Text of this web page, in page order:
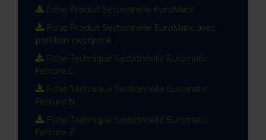
Fiche Produit Sectionnelle EuroMatic
Fiche Produit Sectionnelle EuroMatic avec
portillon incorporé
Fiche Technique Sectionnelle Euromatic
Ferrure L
Fiche Technique Sectionnelle Euromatic
Ferrure N
Fiche Technique Sectionnelle Euromatic
Ferrure Z